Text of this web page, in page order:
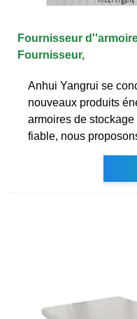
Fournisseur
Fournisseur,
Anhui Yangrui se
nouveaux produits
armoires de
fiable, nous